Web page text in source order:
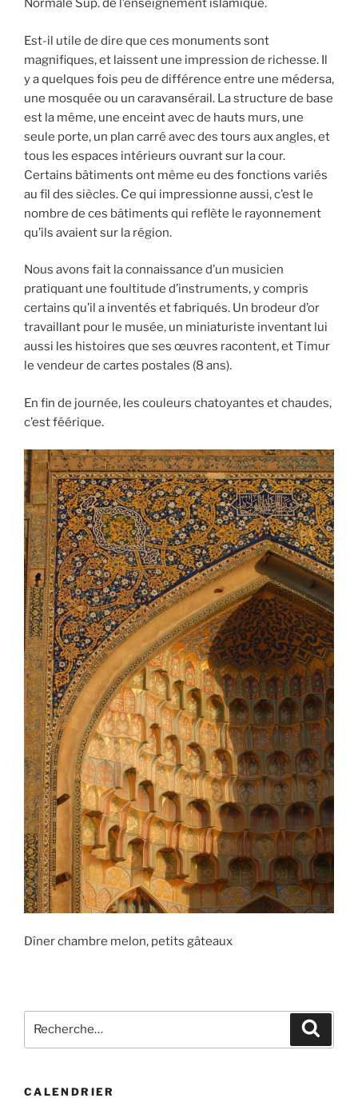
Normale Sup. de l’enseignement islamique.
Est-il utile de dire que ces monuments sont
magnifiques, et laissent une impression de richesse. Il
y a quelques fois peu de différence entre une médersa,
une mosquée ou un caravansérail. La structure de base
est la même, une enceint avec de hauts murs, une
seule porte, un plan carré avec des tours aux angles, et
tous les espaces intérieurs ouvrant sur la cour.
Certains bâtiments ont même eu des fonctions variés
au fil des siècles. Ce qui impressionne aussi, c’est le
nombre de ces bâtiments qui reflète le rayonnement
qu’ils avaient sur la région.
Nous avons fait la connaissance d’un musicien
pratiquant une foultitude d’instruments, y compris
certains qu’il a inventés et fabriqués. Un brodeur d’or
travaillant pour le musée, un miniaturiste inventant lui
aussi les histoires que ses œuvres racontent, et Timur
le vendeur de cartes postales (8 ans).
En fin de journée, les couleurs chatoyantes et chaudes,
c’est féérique.
Dîner chambre melon, petits gâteaux
pour
CALENDRIER